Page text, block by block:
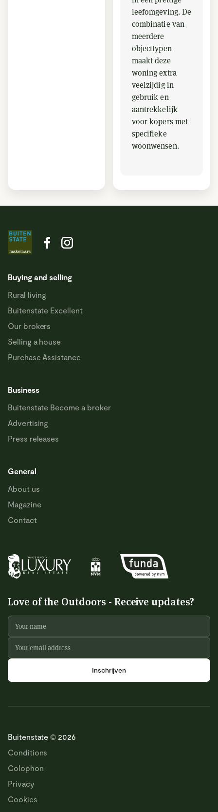
leefomgeving. De
combinatie van
meerdere
objecttypen
maakt deze
woning extra
veelzijdig in
gebruik en
aantrekkelijk
voor kopers met
specifieke
woonwensen.
Buying and selling
Rural living
Buitenstate Excellent
Our brokers
Selling a house
Purchase Assistance
Business
Buitenstate Become a broker
Advertising
Press releases
General
About us
Magazine
Contact
Love of the Outdoors - Receive updates?
Buitenstate © 2026
Conditions
Colophon
Privacy
Cookies